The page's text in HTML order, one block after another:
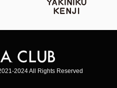
2024 All Rights Reserved